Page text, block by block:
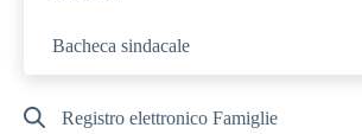
Bacheca sindacale
Registro elettronico Famiglie